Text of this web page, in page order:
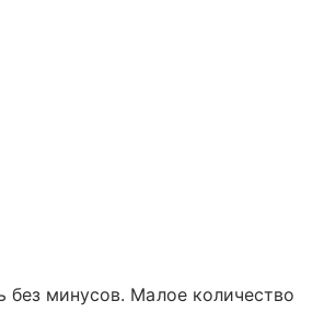
без минусов. Малое количество